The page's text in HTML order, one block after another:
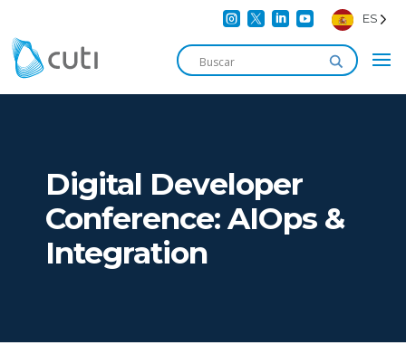
    ES
Digital Developer
Conference: AIOps &
Integration